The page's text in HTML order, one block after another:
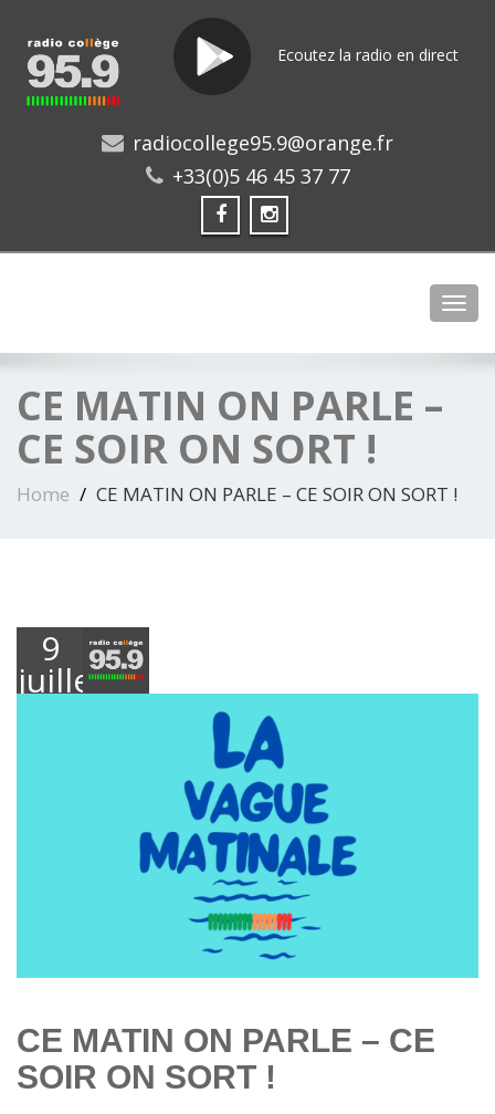
Ecoutez la radio en direct
radiocollege95.9@orange.fr
+33(0)5 46 45 37 77
CE MATIN ON PARLE –
CE SOIR ON SORT !
Home CE MATIN ON PARLE – CE SOIR ON SORT !
9
juillet
CE MATIN ON PARLE – CE
SOIR ON SORT !